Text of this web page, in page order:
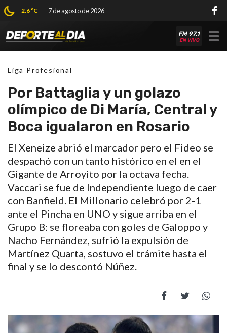
2.6 ºC 7 de agosto de 2026
FM 97.1
EN VIVO
Liga Profesional
Por Battaglia y un golazo
olímpico de Di María, Central y
Boca igualaron en Rosario
El Xeneize abrió el marcador pero el Fideo se
despachó con un tanto histórico en el en el
Gigante de Arroyito por la octava fecha.
Vaccari se fue de Independiente luego de caer
con Banfield. El Millonario celebró por 2-1
ante el Pincha en UNO y sigue arriba en el
Grupo B: se floreaba con goles de Galoppo y
Nacho Fernández, sufrió la expulsión de
Martínez Quarta, sostuvo el trámite hasta el
final y se lo descontó Núñez.